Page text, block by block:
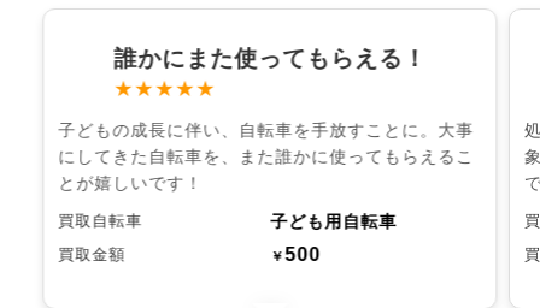
誰かにまた使ってもらえる！
★★★★★
子どもの成長に伴い、自転車を手放すことに。大事
にしてきた自転車を、また誰かに使ってもらえるこ
とが嬉しいです！
買取自転車 子ども用自転車
買取金額 ￥500